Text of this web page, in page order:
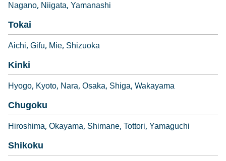
Nagano Niigata Yamanashi
Tokai
Aichi Gifu Mie Shizuoka
Kinki
Hyogo Kyoto Nara Osaka Shiga Wakayama
Chugoku
Hiroshima Okayama Shimane Tottori Yamaguchi
Shikoku